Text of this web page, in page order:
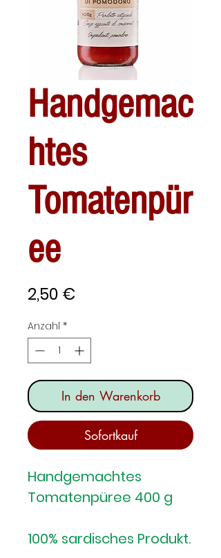
Handgemac
htes
Tomatenpür
ee
2,50 €
Anzahl *
In den Warenkorb
Sofortkauf
Handgemachtes
Tomatenpüree 400 g
100% sardisches Produkt.